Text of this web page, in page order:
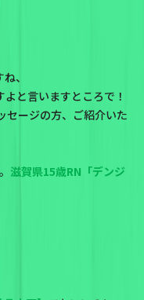
、
と言いますところで！
セージの方、ご紹介いた
滋賀県15歳RN「デンジ